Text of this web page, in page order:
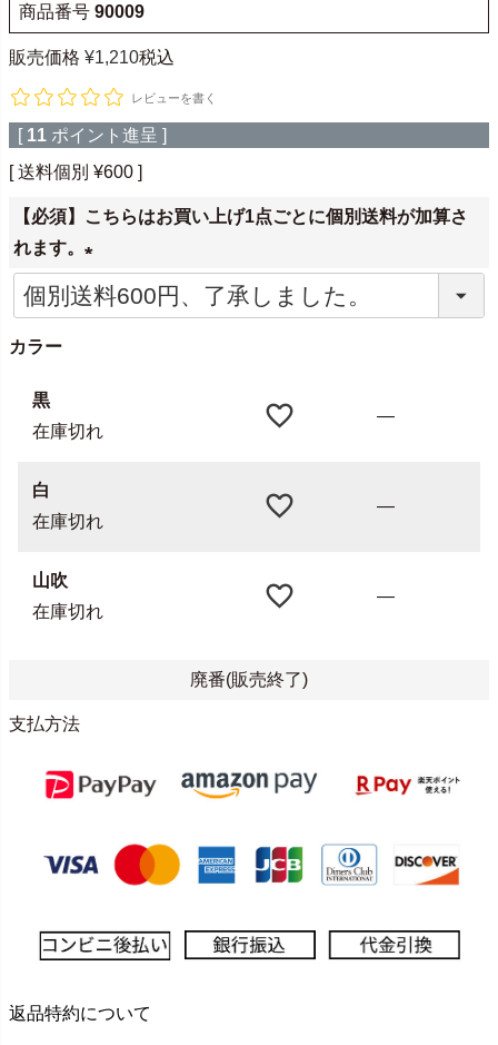
商品番号 90009
販売価格 ¥1,210税込
レビューを書く
[ 11 ポイント進呈 ]
送料個別 ¥600
【必須】こちらはお買い上げ1点ごとに個別送料が加算さ
れます。
(
必
カラー
黒
在庫切れ
—
白
在庫切れ
—
山吹
在庫切れ
—
廃番(販売終了)
支払方法
返品特約について